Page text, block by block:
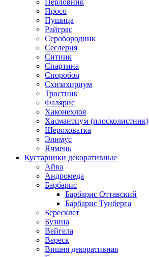
Просо
Пушица
Райграс
Серобородник
Сеслерия
Ситник
Спартина
Споробол
Схизахириум
Тростник
Фалярис
Хаконехлоя
Хасмантиум (плосколистник)
Шероховатка
Элимус
Ячмень
Кустарники декоративные
Айва
Андромеда
Барбарис
Барбарис Оттавский
Барбарис Тунберга
Бересклет
Бузина
Вейгела
Вереск
Вишня декоративная